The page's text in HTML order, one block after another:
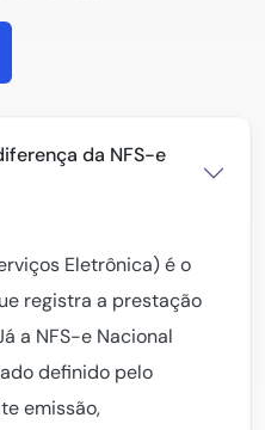
da NFS-e
Eletrônica) é o
registra a prestação
a NFS-e Nacional
definido pelo
emissão,